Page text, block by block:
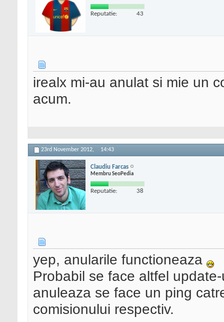
Reputatie: 43
irealx mi-au anulat si mie un
acum.
23rd November 2012, 14:43
Claudiu Farcas
Membru SeoPedia
Reputatie: 38
yep, anularile functioneaza
Probabil se face altfel
anuleaza se face un ping
comisionului respectiv.